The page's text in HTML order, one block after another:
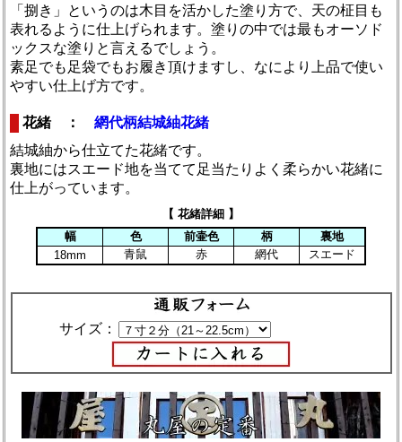
「捌き」というのは木目を活かした塗り方で、天の柾目も
表れるように仕上げられます。塗りの中では最もオーソド
ックスな塗りと言えるでしょう。
素足でも足袋でもお履き頂けますし、なにより上品で使い
やすい仕上げ方です。
花緒 ：網代柄結城紬花緒
結城紬から仕立てた花緒です。
裏地にはスエード地を当てて足当たりよく柔らかい花緒に
仕上がっています。
【 花緒詳細 】
幅
色 前壷色 柄
裏地
18mm
青鼠 赤 網代 スエード
サイズ：